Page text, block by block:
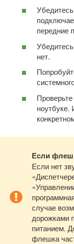
передние
нет.
ноутбуке.
Если
Если нет
случае
дорожками
питанием.
флешка